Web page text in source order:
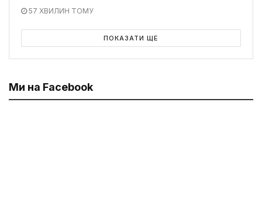
57 ХВИЛИН ТОМУ
ПОКАЗАТИ ЩЕ
Ми на Facebook